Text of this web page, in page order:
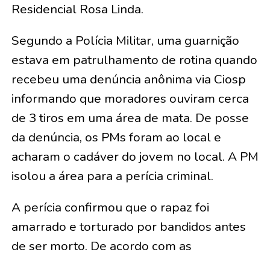
Residencial Rosa Linda.
Segundo a Polícia Militar, uma guarnição
estava em patrulhamento de rotina quando
recebeu uma denúncia anônima via Ciosp
informando que moradores ouviram cerca
de 3 tiros em uma área de mata. De posse
da denúncia, os PMs foram ao local e
acharam o cadáver do jovem no local. A PM
isolou a área para a perícia criminal.
A perícia confirmou que o rapaz foi
amarrado e torturado por bandidos antes
de ser morto. De acordo com as